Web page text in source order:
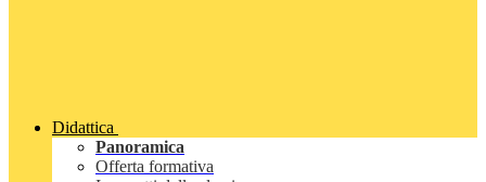
Didattica
Panoramica
Offerta formativa